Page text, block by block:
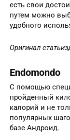
есть свои
путем можно
удобного
Оригинал статьи
Endomondo
С помощью
пройденный
калорий и не
популярных
базе Андроид.